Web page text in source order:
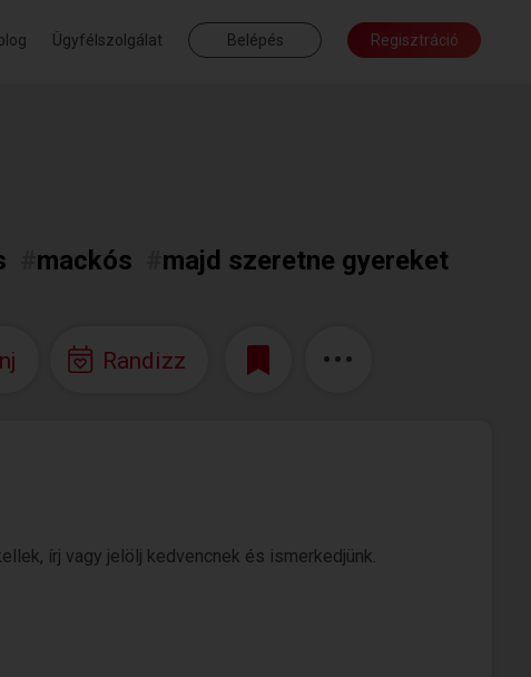
Ügyfélszolgálat Belépés Regisztráció
mackós majd szeretne gyereket
Randizz
írj vagy jelölj kedvencnek és ismerkedjünk.